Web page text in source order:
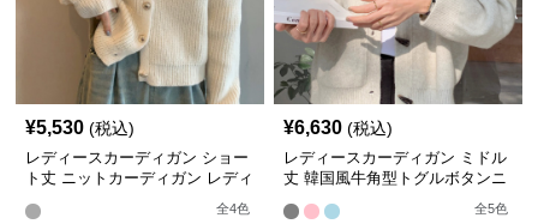
¥5,530 (税込)
レディースカーディガン ショー
ト丈 ニットカーディガン レディ
全4色
¥6,630 (税込)
レディースカーディガン ミドル
丈 韓国風牛角型トグルボタンニ
全5色